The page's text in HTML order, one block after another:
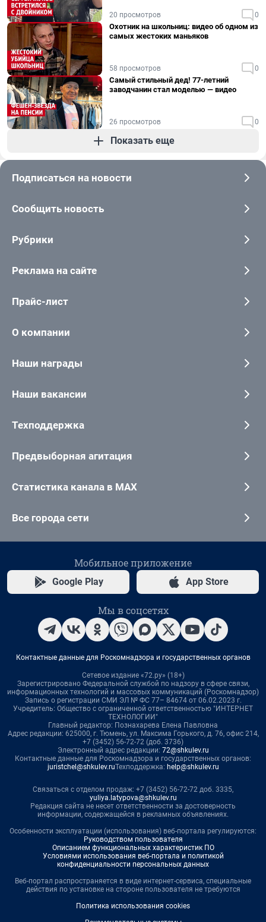
20 просмотров 0
Охотник на школьниц: видео об одном из
самых жестоких маньяков
58 просмотров 0
Самый стильный дед! 77-летний
заводчанин стал моделью — видео
26 просмотров 0
Показать еще
Подписаться на новости
Сообщить новость
Рубрики
Реклама на сайте
Прайс-лист
О компании
Наши награды
Наши вакансии
Техподдержка
Предвыборная агитация
Статистика канала в MAX
Все города сети
Мобильное приложение
Google Play App Store
Мы в соцсетях
Контактные данные для Роскомнадзора и государственных органов
Сетевое издание «72.ру» (18+)
Зарегистрировано Федеральной службой по надзору в сфере связи,
информационных технологий и массовых коммуникаций (Роскомнадзор)
Запись о регистрации СМИ ЭЛ № ФС 77– 84674 от 06.02.2023 г.
Учредитель: Общество с ограниченной ответственностью "ИНТЕРНЕТ
ТЕХНОЛОГИИ"
Главный редактор: Познахарева Елена Павловна
Адрес редакции: 625000, г. Тюмень, ул. Максима Горького, д. 76, офис 214,
+7 (3452) 56-72-72 (доб. 3736)
Электронный адрес редакции: 72@shkulev.ru
Контактные данные для Роскомнадзора и государственных органов:
juristchel@shkulev.ruТехподдержка: help@shkulev.ru
Связаться с отделом продаж: +7 (3452) 56-72-72 доб. 3335,
yuliya.latypova@shkulev.ru
Редакция сайта не несет ответственности за достоверность
информации, содержащейся в рекламных объявлениях.
Особенности эксплуатации (использования) веб-портала регулируются:
Руководством пользователя
Описанием функциональных характеристик ПО
Условиями использования веб-портала и политикой
конфиденциальности персональных данных
Веб-портал распространяется в виде интернет-сервиса, специальные
действия по установке на стороне пользователя не требуются
Политика использования cookies